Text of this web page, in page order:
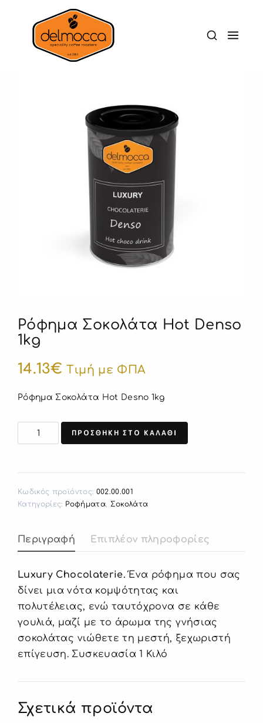
Ρόφημα Σοκολάτα Hot Denso
1kg
14.13€ Τιμή με ΦΠΑ
Ρόφημα Σοκολάτα Hot Desno 1kg
ΠΡΟΣΘΗΚΗ ΣΤΟ ΚΑΛΑΘΙ
Κωδικός προϊόντος: 002.00.001
Κατηγορίες: Ροφήματα, Σοκολάτα
Περιγραφή Επιπλέον πληροφορίες
Luxury Chocolaterie.Ένα ρόφημα που σας
δίνει μια νότα κομψότητας και
πολυτέλειας, ενώ ταυτόχρονα σε κάθε
γουλιά, μαζί με το άρωμα της γνήσιας
σοκολάτας νιώθετε τη μεστή, ξεχωριστή
επίγευση. Συσκευασία 1 Κιλό
Σχετικά προϊόντα